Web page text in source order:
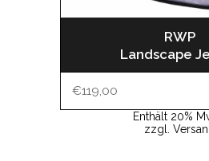
RWP
Landscape
€119,00
Enthält 20%
zzgl.